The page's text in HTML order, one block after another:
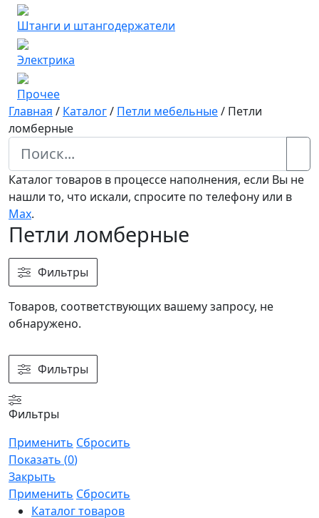
Штанги и штангодержатели
Электрика
Прочее
Главная / Каталог/ Петли мебельные/ Петли
ломберные
Фильтры
Фильтры
Применить Сбросить
Показать (0)
Закрыть
Применить Сбросить
Каталог товаров
Каталог товаров в процессе наполнения, если Вы не
нашли то, что искали, спросите по телефону или в
Мах.
Петли ломберные
Фильтры
Товаров, соответствующих вашему запросу, не
обнаружено.